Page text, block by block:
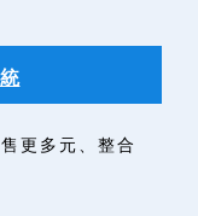
更多元、整合